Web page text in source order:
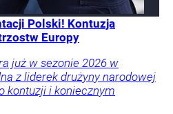
Polski! Kontuzja
Europy
już w sezonie 2026 w
z liderek drużyny narodowej
kontuzji i koniecznym